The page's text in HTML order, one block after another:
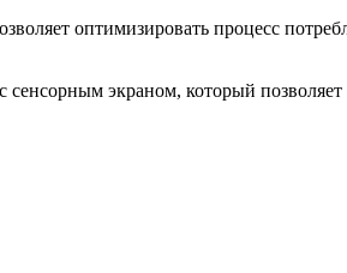
оптимизировать процесс
экраном, который позволяет